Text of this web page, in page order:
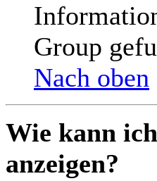
Group
Nach oben
Wie kann
anzeigen?